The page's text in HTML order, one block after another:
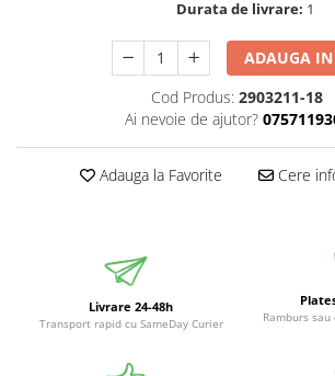
Durata de livrare: 1
ADAUGA IN
Cod Produs: 2903211-18
Ai nevoie de ajutor?
Adauga la Favorite Cere
Livrare 24-48h
Transport rapid cu SameDay Curier
Ramburs